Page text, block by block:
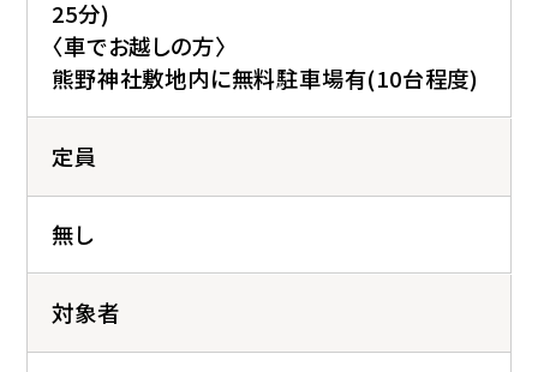
25分)
〈車でお越しの方〉
熊野神社敷地内に無料駐車場有(10台程度)
定員
無し
対象者